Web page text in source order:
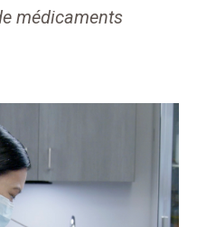
médicaments